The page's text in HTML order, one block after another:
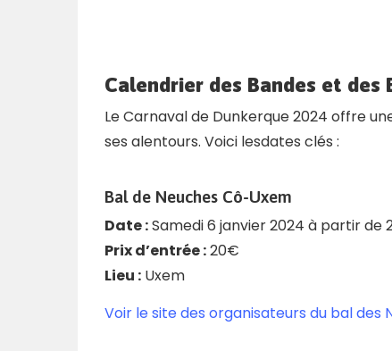
Calendrier des Bandes et des
Le Carnaval de Dunkerque 2024 offre
ses alentours. Voici lesdates clés :
Bal de Neuches Cô-Uxem
Date :Samedi 6 janvier 2024 à partir de
Prix d’entrée :20€
Lieu : Uxem
Voir le site des organisateurs du bal des